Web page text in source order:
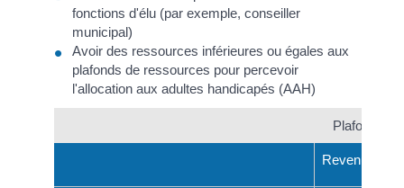
fonctions d'élu (par exemple, conseiller
municipal)
Avoir des ressources inférieures ou égales aux
plafonds de ressources pour percevoir
l'allocation aux adultes handicapés (AAH)
Plafonds
Revenus